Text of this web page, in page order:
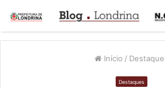
Início /
Destaques